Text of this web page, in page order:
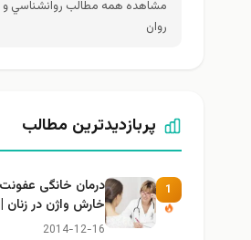
مشاهده همه مطالب روانشناسي و سلامت
پربازدیدترین مطالب
درمان خانگی عفونت قارچی واژن و
خارش واژن در زنان | راهنمای کامل،
ایمن و کاربردی
2014-12-16